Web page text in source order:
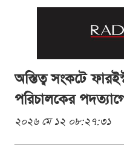
অস্তিত্ব সংকটে
পরিচালকের
২০২৬ মে ১২ ০৮:২৭:৩১